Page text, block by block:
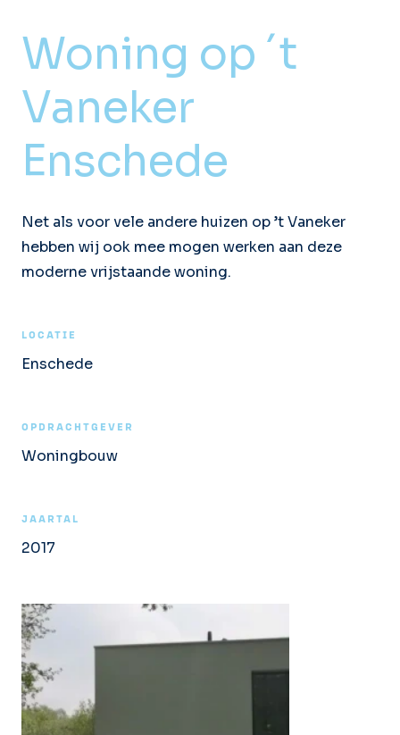
Woning op ´t
Vaneker
Enschede
Net als voor vele andere huizen op ’t Vaneker
hebben wij ook mee mogen werken aan deze
moderne vrijstaande woning.
LOCATIE
Enschede
OPDRACHTGEVER
Woningbouw
JAARTAL
2017